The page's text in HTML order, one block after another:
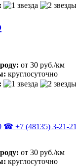
от 30 руб./км
круглосуточно
☎ +7 (48135) 3-21-21
от 30 руб./км
круглосуточно